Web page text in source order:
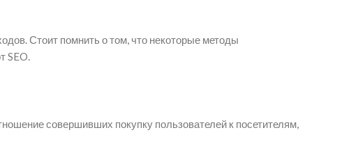
Стоит помнить о том, что некоторые методы
SEO.
совершивших покупку пользователей к посетителям,